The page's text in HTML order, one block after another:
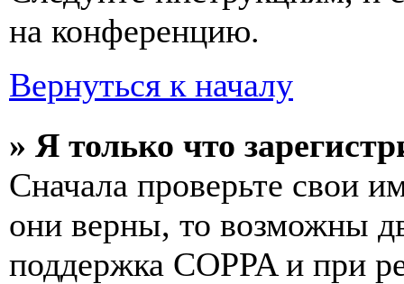
на конференцию.
Вернуться к началу
» Я только что
Сначала проверьте свои
они верны, то возможны
поддержка COPPA и при